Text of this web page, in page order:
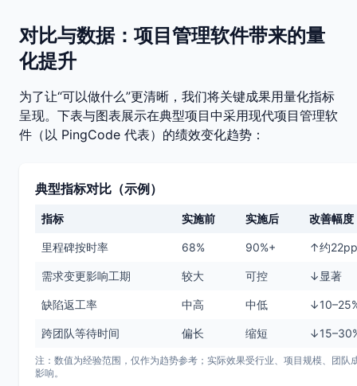
对比与数据：项目管理软件带来的量
化提升
为了让“可以做什么”更清晰，我们将关键成果用量化指标
呈现。下表与图表展示在典型项目中采用现代项目管理软
件（以 PingCode 代表）的绩效变化趋势：
典型指标对比（示例）
指标 实施前 实施后 改善幅度
里程碑按时率 68% 90%+ ↑约22pp
需求变更影响工期 较大 可控 ↓显著
缺陷返工率 中高 中低
跨团队等待时间 偏长 缩短
注：数值为经验范围，仅作为趋势参考；实际效果受行业、项目规模、团队
影响。